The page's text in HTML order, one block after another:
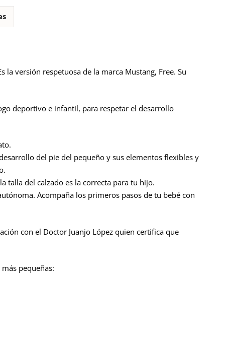
versión respetuosa de la marca Mustang, Free. Su
deportivo e infantil, para respetar el desarrollo
del pie del pequeño y sus elementos flexibles y
talla del calzado es la correcta para tu hijo.
Acompaña los primeros pasos de tu bebé con
con el Doctor Juanjo López quien certifica que
pequeñas: